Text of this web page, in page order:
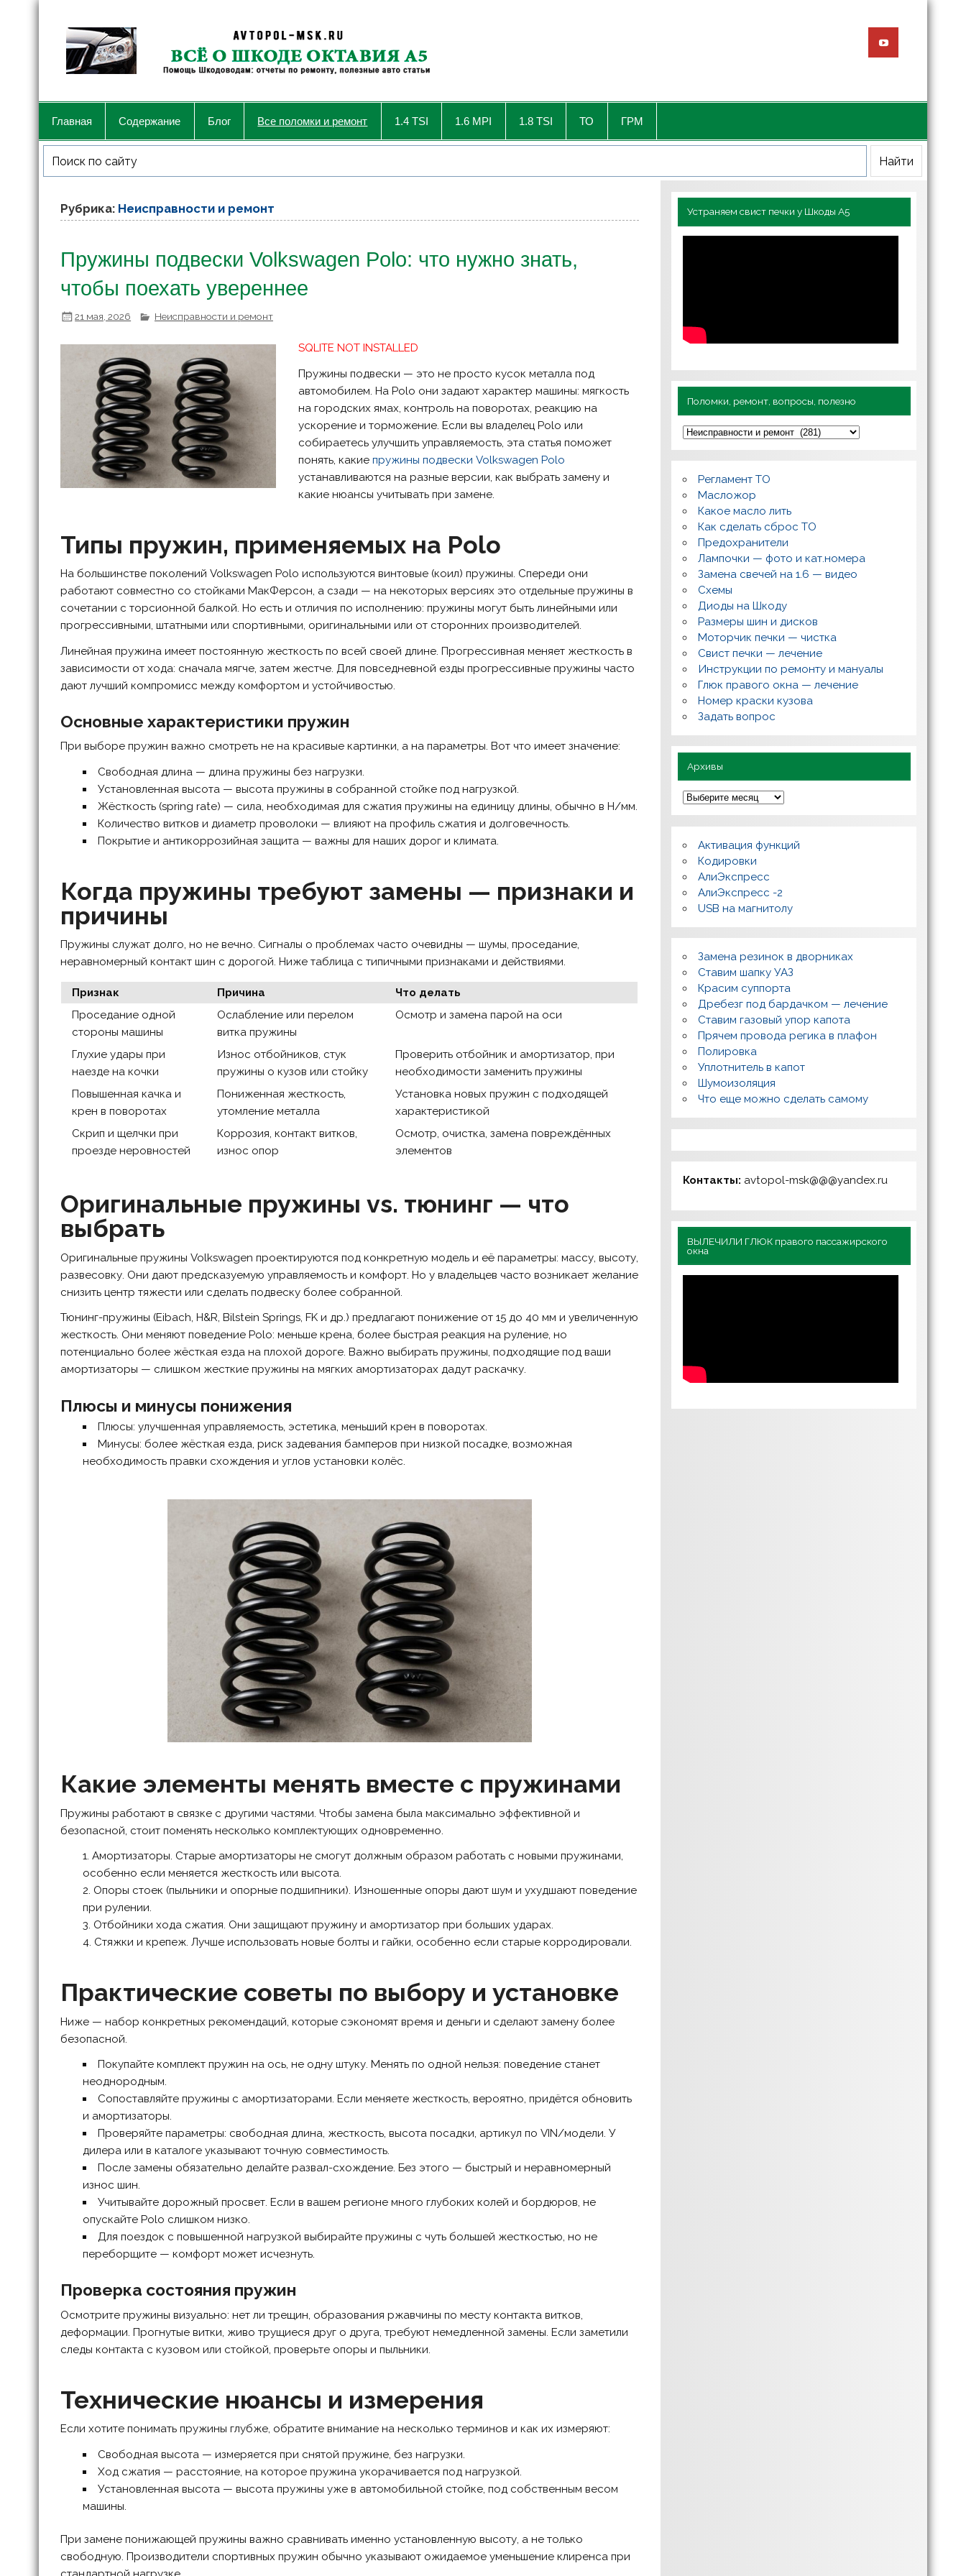
Главная Содержание Блог Все поломки и ремонт 1.4 TSI 1.6 MPI 1.8 TSI ТО ГРМ
Рубрика: Неисправности и ремонт
Пружины подвески Volkswagen Polo: что нужно знать,
чтобы поехать увереннее
21 мая, 2026 Неисправности и ремонт
SQLITE NOT INSTALLED
Пружины подвески — это не просто кусок металла под
автомобилем. На Polo они задают характер машины: мягкость
на городских ямах, контроль на поворотах, реакцию на
ускорение и торможение. Если вы владелец Polo или
собираетесь улучшить управляемость, эта статья поможет
понять, какие пружины подвески Volkswagen Polo
устанавливаются на разные версии, как выбрать замену и
какие нюансы учитывать при замене.
Типы пружин, применяемых на Polo
На большинстве поколений Volkswagen Polo используются винтовые (коил) пружины. Спереди они
работают совместно со стойками МакФерсон, а сзади — на некоторых версиях это отдельные пружины в
сочетании с торсионной балкой. Но есть и отличия по исполнению: пружины могут быть линейными или
прогрессивными, штатными или спортивными, оригинальными или от сторонних производителей.
Линейная пружина имеет постоянную жесткость по всей своей длине. Прогрессивная меняет жесткость в
зависимости от хода: сначала мягче, затем жестче. Для повседневной езды прогрессивные пружины часто
дают лучший компромисс между комфортом и устойчивостью.
Основные характеристики пружин
При выборе пружин важно смотреть не на красивые картинки, а на параметры. Вот что имеет значение:
Свободная длина — длина пружины без нагрузки.
Установленная высота — высота пружины в собранной стойке под нагрузкой.
Жёсткость (spring rate) — сила, необходимая для сжатия пружины на единицу длины, обычно в Н/мм.
Количество витков и диаметр проволоки — влияют на профиль сжатия и долговечность.
Покрытие и антикоррозийная защита — важны для наших дорог и климата.
Когда пружины требуют замены — признаки и
причины
Пружины служат долго, но не вечно. Сигналы о проблемах часто очевидны — шумы, проседание,
неравномерный контакт шин с дорогой. Ниже таблица с типичными признаками и действиями.
Признак Причина
Что делать
Проседание одной
стороны машины
Ослабление или перелом
витка пружины
Осмотр и замена парой на оси
Глухие удары при
наезде на кочки
Износ отбойников, стук
пружины о кузов или стойку
Проверить отбойник и амортизатор, при
необходимости заменить пружины
Повышенная качка и
крен в поворотах
Пониженная жесткость,
утомление металла
Установка новых пружин с подходящей
характеристикой
Скрип и щелчки при
проезде неровностей
Коррозия, контакт витков,
износ опор
Осмотр, очистка, замена повреждённых
элементов
Оригинальные пружины vs. тюнинг — что
выбрать
Оригинальные пружины Volkswagen проектируются под конкретную модель и её параметры: массу, высоту,
развесовку. Они дают предсказуемую управляемость и комфорт. Но у владельцев часто возникает желание
снизить центр тяжести или сделать подвеску более собранной.
Тюнинг-пружины (Eibach, H&R, Bilstein Springs, FK и др.) предлагают понижение от 15 до 40 мм и увеличенную
жесткость. Они меняют поведение Polo: меньше крена, более быстрая реакция на руление, но
потенциально более жёсткая езда на плохой дороге. Важно выбирать пружины, подходящие под ваши
амортизаторы — слишком жесткие пружины на мягких амортизаторах дадут раскачку.
Плюсы и минусы понижения
Плюсы: улучшенная управляемость, эстетика, меньший крен в поворотах.
Минусы: более жёсткая езда, риск задевания бамперов при низкой посадке, возможная
необходимость правки схождения и углов установки колёс.
Какие элементы менять вместе с пружинами
Пружины работают в связке с другими частями. Чтобы замена была максимально эффективной и
безопасной, стоит поменять несколько комплектующих одновременно.
Амортизаторы. Старые амортизаторы не смогут должным образом работать с новыми пружинами,
особенно если меняется жесткость или высота.
Опоры стоек (пыльники и опорные подшипники). Изношенные опоры дают шум и ухудшают поведение
при рулении.
Отбойники хода сжатия. Они защищают пружину и амортизатор при больших ударах.
Стяжки и крепеж. Лучше использовать новые болты и гайки, особенно если старые корродировали.
Практические советы по выбору и установке
Ниже — набор конкретных рекомендаций, которые сэкономят время и деньги и сделают замену более
безопасной.
Покупайте комплект пружин на ось, не одну штуку. Менять по одной нельзя: поведение станет
неоднородным.
Сопоставляйте пружины с амортизаторами. Если меняете жесткость, вероятно, придётся обновить
и амортизаторы.
Проверяйте параметры: свободная длина, жесткость, высота посадки, артикул по VIN/модели. У
дилера или в каталоге указывают точную совместимость.
После замены обязательно делайте развал-схождение. Без этого — быстрый и неравномерный
износ шин.
Учитывайте дорожный просвет. Если в вашем регионе много глубоких колей и бордюров, не
опускайте Polo слишком низко.
Для поездок с повышенной нагрузкой выбирайте пружины с чуть большей жесткостью, но не
переборщите — комфорт может исчезнуть.
Проверка состояния пружин
Осмотрите пружины визуально: нет ли трещин, образования ржавчины по месту контакта витков,
деформации. Прогнутые витки, живо трущиеся друг о друга, требуют немедленной замены. Если заметили
следы контакта с кузовом или стойкой, проверьте опоры и пыльники.
Технические нюансы и измерения
Если хотите понимать пружины глубже, обратите внимание на несколько терминов и как их измеряют:
Свободная высота — измеряется при снятой пружине, без нагрузки.
Ход сжатия — расстояние, на которое пружина укорачивается под нагрузкой.
Установленная высота — высота пружины уже в автомобильной стойке, под собственным весом
машины.
При замене понижающей пружины важно сравнивать именно установленную высоту, а не только
свободную. Производители спортивных пружин обычно указывают ожидаемое уменьшение клиренса при
Устраняем свист печки у Шкоды А5
Поломки, ремонт, вопросы, полезно
П
о
л
о
к
и
р
е
м
о
н
т
,
в
о
р
о
ы
,
о
л
з
Регламент ТО
Масложор
Какое масло лить
Как сделать сброс ТО
Предохранители
Лампочки — фото и кат.номера
Замена свечей на 1.6 — видео
Схемы
Диоды на Шкоду
Размеры шин и дисков
Моторчик печки — чистка
Свист печки — лечение
Инструкции по ремонту и мануалы
Глюк правого окна — лечение
Номер краски кузова
Задать вопрос
Архивы
А
р
х
и
ы
Активация функций
Кодировки
АлиЭкспресс
АлиЭкспресс -2
USB на магнитолу
Замена резинок в дворниках
Ставим шапку УАЗ
Красим суппорта
Дребезг под бардачком — лечение
Ставим газовый упор капота
Прячем провода регика в плафон
Полировка
Уплотнитель в капот
Шумоизоляция
Что еще можно сделать самому
Контакты: avtopol-msk@@@yandex.ru
ВЫЛЕЧИЛИ ГЛЮК правого пассажирского
окна